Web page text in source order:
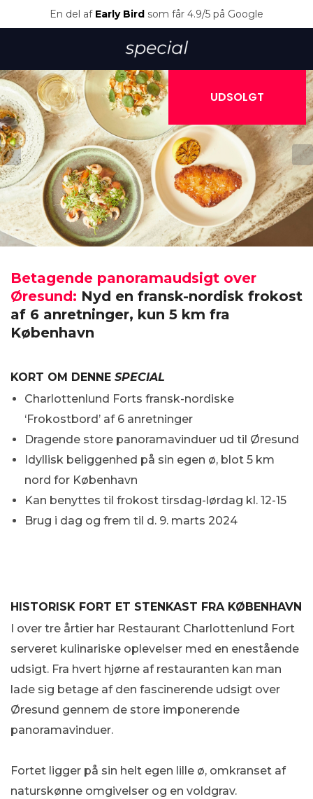
En del af Early Bird som får 4.9/5 på Google
UDSOLGT
Betagende panoramaudsigt over
Øresund: Nyd en fransk-nordisk frokost
af 6 anretninger, kun 5 km fra
København
KORT OM DENNE SPECIAL
Charlottenlund Forts fransk-nordiske
‘Frokostbord’ af 6 anretninger
Dragende store panoramavinduer ud til Øresund
Idyllisk beliggenhed på sin egen ø, blot 5 km
nord for København
Kan benyttes til frokost tirsdag-lørdag kl. 12-15
Brug i dag og frem til d. 9. marts 2024
HISTORISK FORT ET STENKAST FRA KØBENHAVN
I over tre årtier har Restaurant Charlottenlund Fort
serveret kulinariske oplevelser med en enestående
udsigt. Fra hvert hjørne af restauranten kan man
lade sig betage af den fascinerende udsigt over
Øresund gennem de store imponerende
panoramavinduer.
Fortet ligger på sin helt egen lille ø, omkranset af
naturskønne omgivelser og en voldgrav.